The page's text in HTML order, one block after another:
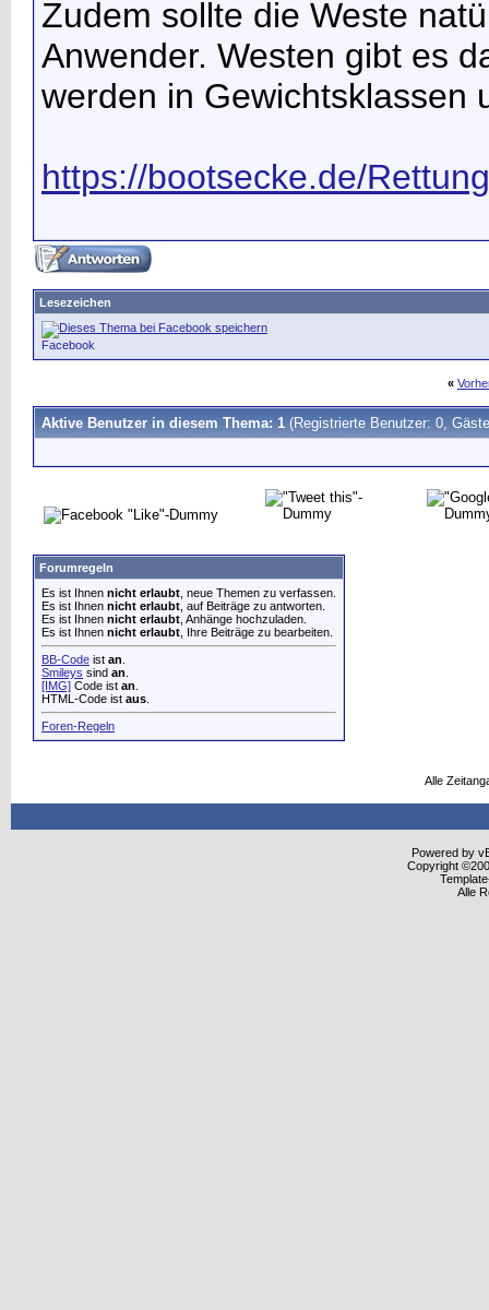
Zudem sollte die Weste
Anwender. Westen gibt es
werden in Gewichtsklassen
https://bootsecke.de/
Lesezeichen
Facebook
«
Aktive Benutzer in diesem Thema: 1 (Registrierte Benutzer: 0,
Forumregeln
Es ist Ihnen nicht erlaubt , neue Themen zu verfassen.
Es ist Ihnen nicht erlaubt , auf Beiträge zu antworten.
Es ist Ihnen nicht erlaubt , Anhänge hochzuladen.
Es ist Ihnen nicht erlaubt , Ihre Beiträge zu bearbeiten.
BB-Code ist an
Smileys sind an
[IMG] Code ist an
HTML-Code ist aus
Foren-Regeln
Alle
Powered by
Copyright
Alle